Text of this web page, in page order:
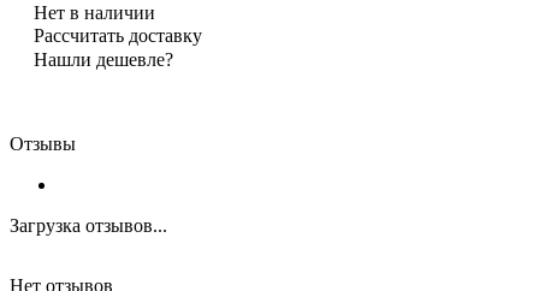
Нет в наличии
Рассчитать доставку
Нашли дешевле?
Отзывы
Загрузка отзывов...
Нет отзывов